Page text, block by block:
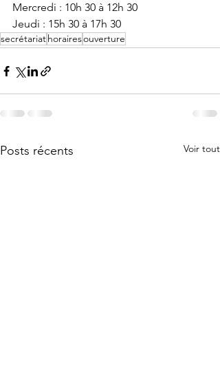
Mercredi : 10h 30 à 12h 30
Jeudi : 15h 30 à 17h 30
secrétariathorairesouverture
Posts récents Voir tout